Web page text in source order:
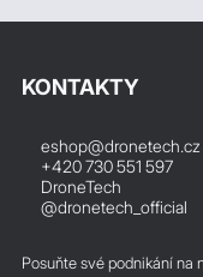
KONTAKTY
eshop@dronetech.cz
+420 730 551 597
DroneTech
@dronetech_official
Posuňte své podnikání na